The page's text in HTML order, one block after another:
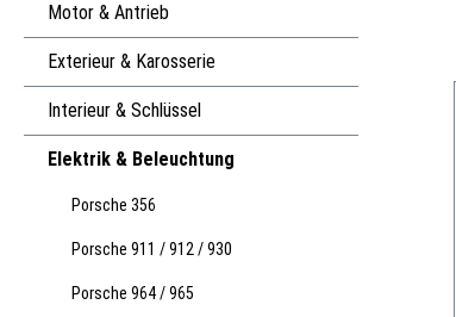
Motor & Antrieb
Exterieur & Karosserie
Interieur & Schlüssel
Elektrik & Beleuchtung
Porsche 356
Porsche 911 / 912 / 930
Porsche 964 / 965